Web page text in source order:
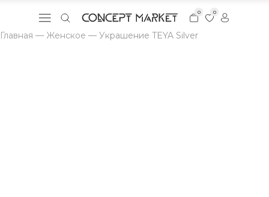
0
0
Главная — Женское — Украшение TEYA Silver